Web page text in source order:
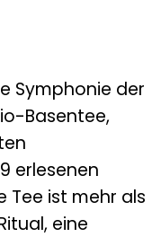
Symphonie der
Basentee,
erlesenen
Tee ist mehr als
eine